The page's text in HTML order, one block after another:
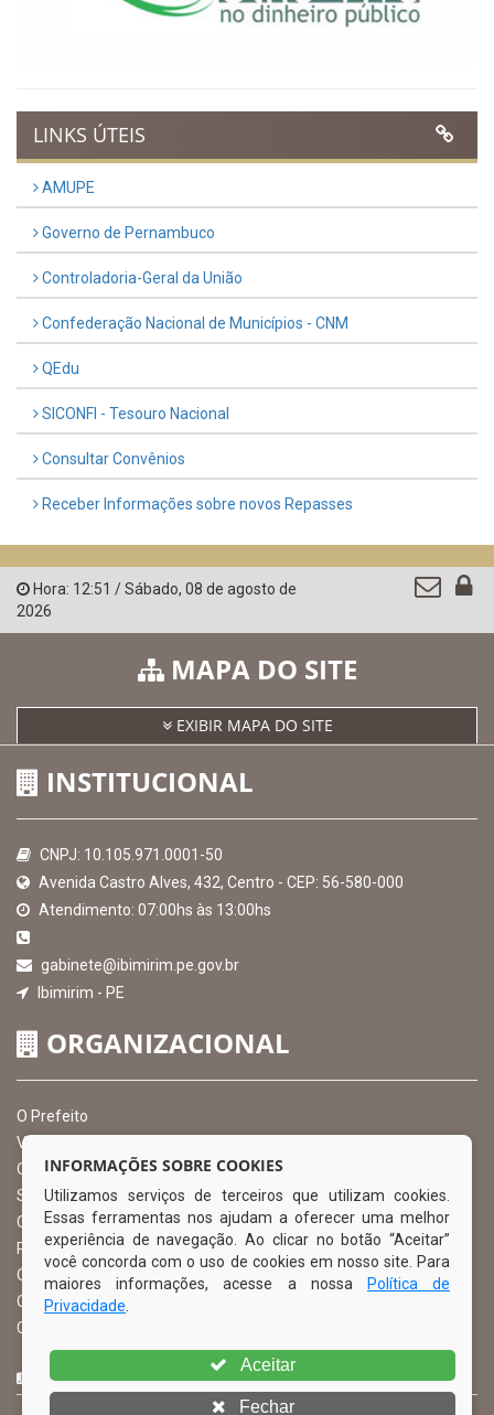
LINKS ÚTEIS
AMUPE
Governo de Pernambuco
Controladoria-Geral da União
Confederação Nacional de Municípios - CNM
QEdu
SICONFI - Tesouro Nacional
Consultar Convênios
Receber Informações sobre novos Repasses
Hora: 12:51 /Sábado, 08 de agosto de
2026
MAPA DO SITE
EXIBIR MAPA DO SITE
INSTITUCIONAL
CNPJ: 10.105.971.0001-50
Avenida Castro Alves, 432, Centro - CEP: 56-580-000
Atendimento: 07:00hs às 13:00hs
gabinete@ibimirim.pe.gov.br
Ibimirim - PE
ORGANIZACIONAL
O Prefeito
Vice Prefeito
Ouvidoria Municipal
Serviço de Informação ao Cidadão – SIC
Chefe de Gabinete
Procuradoria Geral
Órgão de Controle Interno
Organograma
Comissão Permanente de Licitação – CPL
CURTA NOSSA FAN PAGE
INFORMAÇÕES SOBRE COOKIES
Utilizamos serviços de terceiros que utilizam cookies.
Essas ferramentas nos ajudam a oferecer uma melhor
experiência de navegação. Ao clicar no botão “Aceitar”
você concorda com o uso de cookies em nosso site. Para
maiores informações, acesse a nossa
Política de
Privacidade
Aceitar
Fechar